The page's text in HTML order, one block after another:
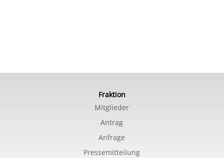
Fraktion
Mitglieder
Antrag
Anfrage
Pressemitteilung